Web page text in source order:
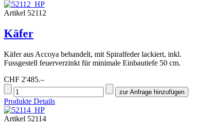
Artikel 52112
Käfer
Käfer aus Accoya behandelt, mit Spiralfeder lackiert, inkl.
Fussgestell feuerverzinkt für minimale Einbautiefe 50 cm.
CHF 2'485.–
Produkte Details
Artikel 52114